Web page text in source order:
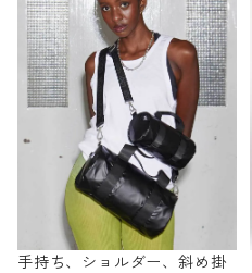
手持ち、ショルダー、斜め掛